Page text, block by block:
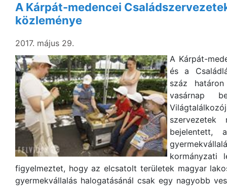
A Kárpát-medencei
közleménye
2017. május 29.
A Kárpát-
és a
száz
vasárnap
szervezetek
bejelentett,
kormányzati
figyelmeztet, hogy az elcsatolt területek magyar
gyermekvállalás halogatásánál csak egy nagyobb